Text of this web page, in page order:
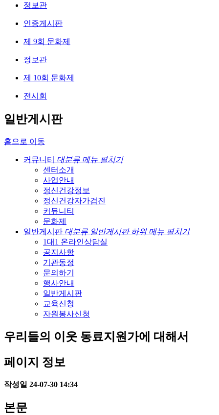
정보관
인증게시판
제 9회 문화제
정보관
제 10회 문화제
전시회
일반게시판
홈으로 이동
커뮤니티 대분류 메뉴 펼치기
센터소개
사업안내
정신건강정보
정신건강자가검진
커뮤니티
문화제
일반게시판 대분류 일반게시판 하위 메뉴 펼치기
1대1 온라인상담실
공지사항
기관동정
문의하기
행사안내
일반게시판
교육신청
자원봉사신청
우리들의 이웃 동료지원가에 대해서
페이지 정보
작성일 24-07-30 14:34
본문